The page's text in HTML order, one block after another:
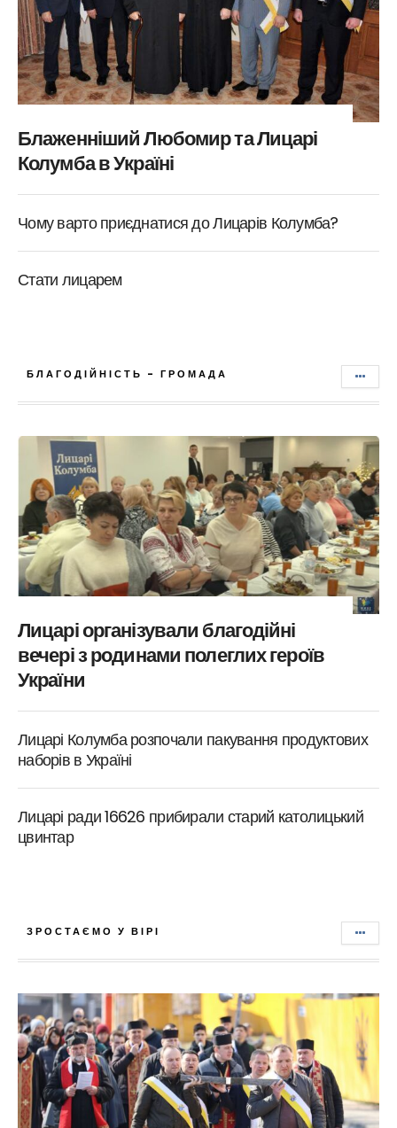
Блаженніший Любомир та Лицарі
Колумба в Україні
Чому варто приєднатися до Лицарів Колумба?
Стати лицарем
БЛАГОДІЙНІСТЬ - ГРОМАДА
Лицарі організували благодійні
вечері з родинами полеглих героїв
України
Лицарі Колумба розпочали пакування продуктових
наборів в Україні
Лицарі ради 16626 прибирали старий католицький
цвинтар
ЗРОСТАЄМО У ВІРІ